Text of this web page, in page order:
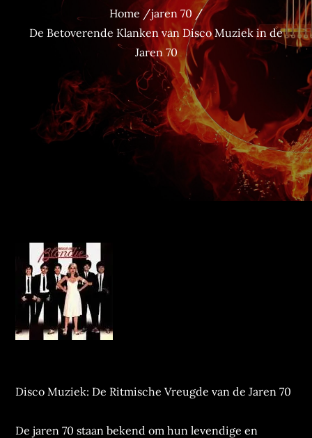
Home
jaren 70
De Betoverende Klanken van Disco Muziek in de
Jaren 70
Disco Muziek: De Ritmische Vreugde van de Jaren 70
De jaren 70 staan bekend om hun levendige en